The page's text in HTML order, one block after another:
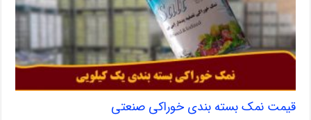
قیمت نمک بسته بندی خوراکی صنعتی